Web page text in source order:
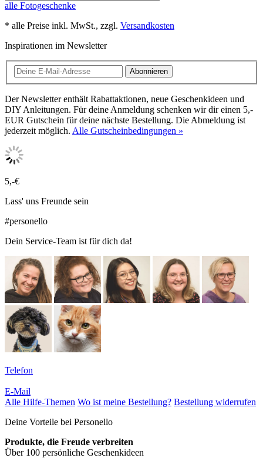
alle Fotogeschenke
* alle Preise inkl. MwSt., zzgl. Versandkosten
Inspirationen im Newsletter
Abonnieren
Der Newsletter enthält Rabattaktionen, neue Geschenkideen und
DIY Anleitungen. Für deine Anmeldung schenken wir dir einen 5,-
EUR Gutschein für deine nächste Bestellung. Die Abmeldung ist
jederzeit möglich. Alle Gutscheinbedingungen »
5,-€
Lass' uns Freunde sein
#personello
Dein Service-Team ist für dich da!
Telefon
E-Mail
Alle Hilfe-Themen Wo ist meine Bestellung? Bestellung widerrufen
Deine Vorteile bei Personello
Produkte, die Freude verbreiten
Über 100 persönliche Geschenkideen